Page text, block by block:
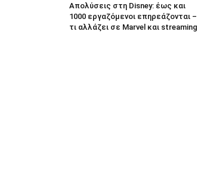
Απολύσεις στη Disney: έως και
1000 εργαζόμενοι επηρεάζονται –
τι αλλάζει σε Marvel και streaming